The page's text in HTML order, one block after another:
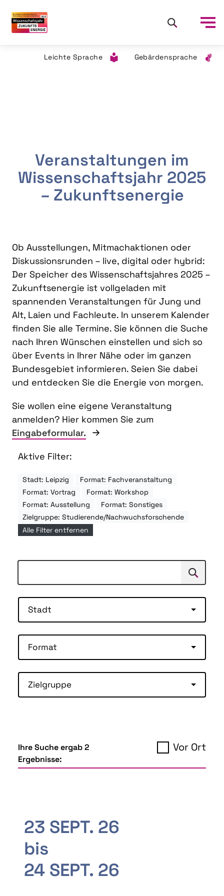
Leichte Sprache Gebärdensprache
Veranstaltungen im
Wissenschaftsjahr 2025
– Zukunftsenergie
Ob Ausstellungen, Mitmachaktionen oder
Diskussionsrunden – live, digital oder hybrid:
Der Speicher des Wissenschaftsjahres 2025 –
Zukunftsenergie ist vollgeladen mit
spannenden Veranstaltungen für Jung und
Alt, Laien und Fachleute. In unserem Kalender
finden Sie alle Termine. Sie können die Suche
nach Ihren Wünschen einstellen und sich so
über Events in Ihrer Nähe oder im ganzen
Bundesgebiet informieren. Seien Sie dabei
und entdecken Sie die Energie von morgen.
Sie wollen eine eigene Veranstaltung
anmelden? Hier kommen Sie zum
Eingabeformular.
Aktive Filter:
Stadt: Leipzig
Format: Fachveranstaltung
Format: Vortrag
Format: Workshop
Format: Ausstellung
Format: Sonstiges
Zielgruppe: Studierende/Nachwuchsforschende
Alle Filter entfernen
Suchen
Stadt
Format
Zielgruppe
Ihre Suche ergab 2
Ergebnisse:
Vor Ort
23 SEPT. 26
bis
24 SEPT. 26